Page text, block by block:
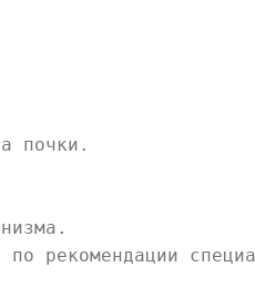
почки.
рекомендации